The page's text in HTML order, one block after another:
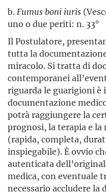
b. Fumus boni iuris
uno o due periti: n. 33°
Il Postulatore,
tutta la
miracolo. Si tratta di
contemporanei
riguarda le guarigioni è
documentazione
potrà raggiungere la
prognosi, la terapia e
(rapida, completa,
inspiegabile). È ovvio
autenticata
medica, con eventuale
necessario accludere